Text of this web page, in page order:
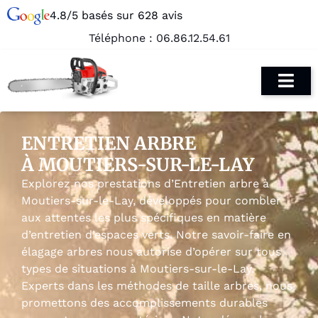
4.8/5 basés sur 628 avis
Téléphone : 06.86.12.54.61
ENTRETIEN ARBRE
À MOUTIERS-SUR-LE-LAY
Explorez nos prestations d’Entretien arbre à
Moutiers-sur-le-Lay, développés pour combler
aux attentes les plus spécifiques en matière
d’entretien d’espaces verts. Notre savoir-faire en
élagage arbres nous autorise d’opérer sur tous
types de situations à Moutiers-sur-le-Lay.
Experts dans les méthodes de taille arbres, nous
promettons des accomplissements durables